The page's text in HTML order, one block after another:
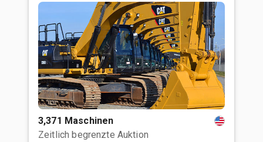
3,371 Maschinen
Zeitlich begrenzte Auktion